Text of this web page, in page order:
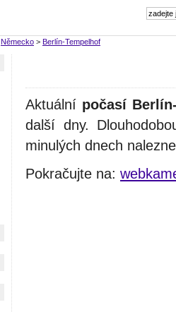
Německo > Berlín-Tempelhof
Aktuální počasí
další dny.
minulých dnech
Pokračujte na: